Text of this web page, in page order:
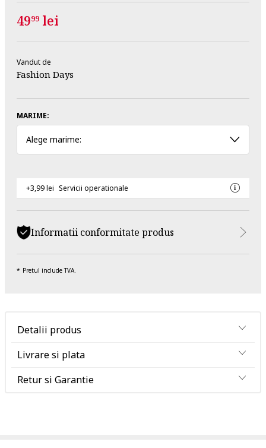
4999 lei
Vandut de
Fashion Days
MARIME:
Alege marime:
+3,99 lei Servicii operationale
Informatii conformitate produs
Pretul include TVA.
Detalii produs
Livrare si plata
Retur si Garantie